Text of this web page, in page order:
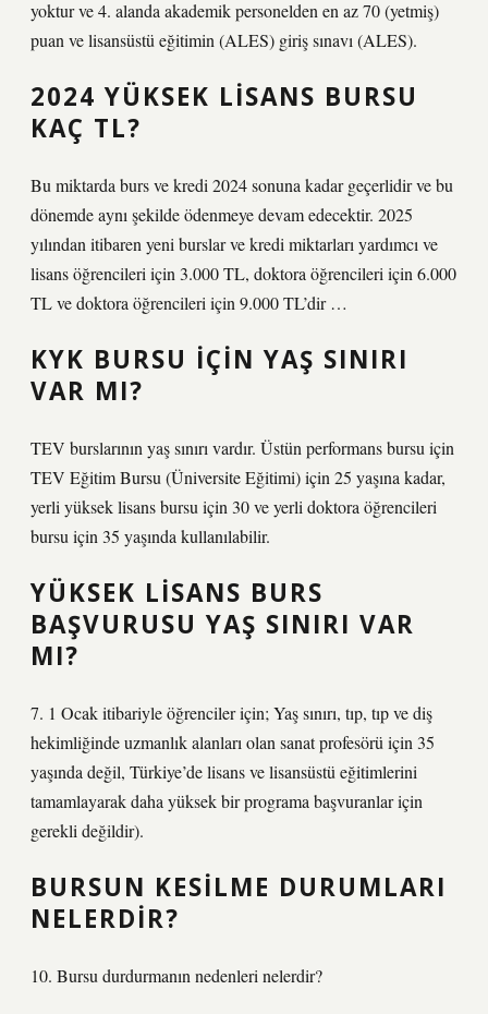
yoktur ve 4. alanda akademik personelden en az 70 (yetmiş)
puan ve lisansüstü eğitimin (ALES) giriş sınavı (ALES).
2024 YÜKSEK LISANS BURSU
KAÇ TL?
Bu miktarda burs ve kredi 2024 sonuna kadar geçerlidir ve bu
dönemde aynı şekilde ödenmeye devam edecektir. 2025
yılından itibaren yeni burslar ve kredi miktarları yardımcı ve
lisans öğrencileri için 3.000 TL, doktora öğrencileri için 6.000
TL ve doktora öğrencileri için 9.000 TL’dir …
KYK BURSU IÇIN YAŞ SINIRI
VAR MI?
TEV burslarının yaş sınırı vardır. Üstün performans bursu için
TEV Eğitim Bursu (Üniversite Eğitimi) için 25 yaşına kadar,
yerli yüksek lisans bursu için 30 ve yerli doktora öğrencileri
bursu için 35 yaşında kullanılabilir.
YÜKSEK LISANS BURS
BAŞVURUSU YAŞ SINIRI VAR
MI?
7. 1 Ocak itibariyle öğrenciler için; Yaş sınırı, tıp, tıp ve diş
hekimliğinde uzmanlık alanları olan sanat profesörü için 35
yaşında değil, Türkiye’de lisans ve lisansüstü eğitimlerini
tamamlayarak daha yüksek bir programa başvuranlar için
gerekli değildir).
BURSUN KESILME DURUMLARI
NELERDIR?
10. Bursu durdurmanın nedenleri nelerdir?